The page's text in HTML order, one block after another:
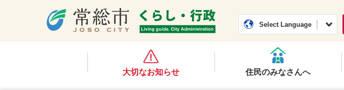
常総市公式
Select Language
大切なお知らせ 住民のみなさんへ